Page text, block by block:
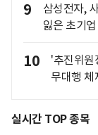
9
삼성전자,
잃은 초기
10
'추진위원
무대행 체
실시간 TOP 종목